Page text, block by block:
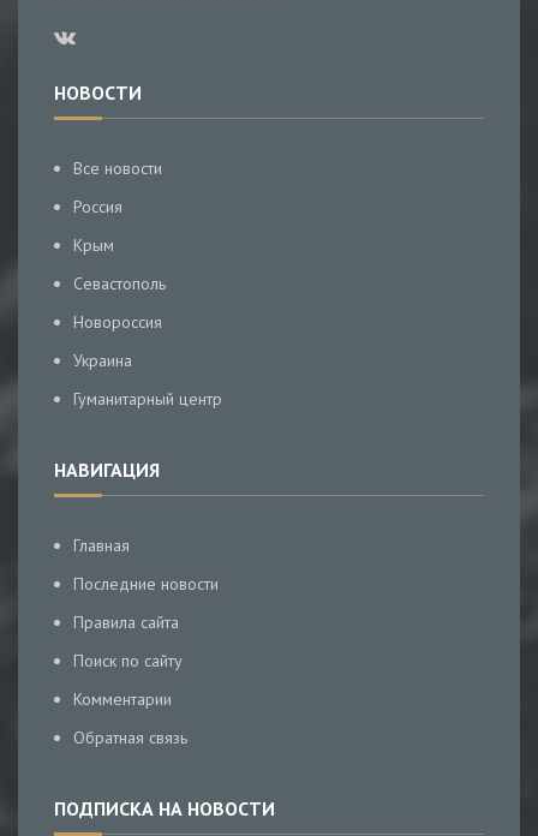
НОВОСТИ
Все новости
Россия
Крым
Севастополь
Новороссия
Украина
Гуманитарный центр
НАВИГАЦИЯ
Главная
Последние новости
Правила сайта
Поиск по сайту
Комментарии
Обратная связь
ПОДПИСКА НА НОВОСТИ